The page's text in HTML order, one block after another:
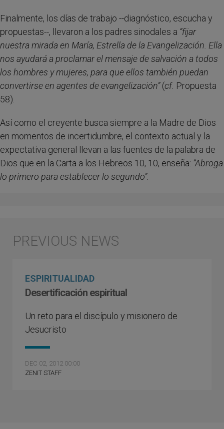
Finalmente, los días de trabajo --diagnóstico, escucha y
propuestas--, llevaron a los padres sinodales a “fijar
nuestra mirada en María, Estrella de la Evangelización. Ella
nos ayudará a proclamar el mensaje de salvación a todos
los hombres y mujeres, para que ellos también puedan
convertirse en agentes de evangelización”(cf. Propuesta
58).
Así como el creyente busca siempre a la Madre de Dios
en momentos de incertidumbre, el contexto actual y la
expectativa general llevan a las fuentes de la palabra de
Dios que en la Carta a los Hebreos 10, 10, enseña: “Abroga
lo primero para establecer lo segundo”.
ESPIRITUALIDAD
Desertificación espiritual
Un reto para el discípulo y misionero de
Jesucristo
DEC 02, 2012 00:00
ZENIT STAFF